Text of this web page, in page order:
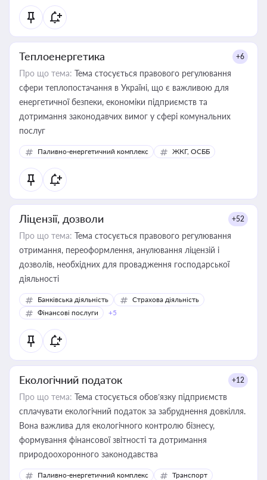
Теплоенергетика +6
Про що тема: Тема стосується правового регулювання
сфери теплопостачання в Україні, що є важливою для
енергетичної безпеки, економіки підприємств та
дотримання законодавчих вимог у сфері комунальних
послуг
Паливно-енергетичний комплекс ЖКГ, ОСББ
Ліцензії, дозволи +52
Про що тема: Тема стосується правового регулювання
отримання, переоформлення, анулювання ліцензій і
дозволів, необхідних для провадження господарської
діяльності
Банківська діяльність
Страхова діяльність
Фінансові послуги
+5
Екологічний податок +12
Про що тема: Тема стосується обов’язку підприємств
сплачувати екологічний податок за забруднення довкілля.
Вона важлива для екологічного контролю бізнесу,
формування фінансової звітності та дотримання
природоохоронного законодавства
Паливно-енергетичний комплекс
Транспорт